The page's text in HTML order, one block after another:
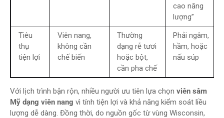
cao năng
lượng”
Tiêu
thụ
tiện lợi
Viên nang,
không cần
chế biến
Thường
dạng rễ tươi
hoặc bột,
cần pha chế
Phải ngâm,
hầm, hoặc
nấu súp
Với lịch trình bận rộn, nhiều người ưu tiên lựa chọn viên sâm
Mỹ dạng viên nang vì tính tiện lợi và khả năng kiểm soát liều
lượng dễ dàng. Đồng thời, do nguồn gốc từ vùng Wisconsin,